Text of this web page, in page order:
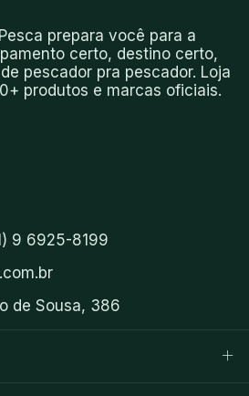
prepara você para a
certo, destino certo,
pescador pra pescador. Loja
produtos e marcas oficiais.
9 6925-8199
de Sousa, 386